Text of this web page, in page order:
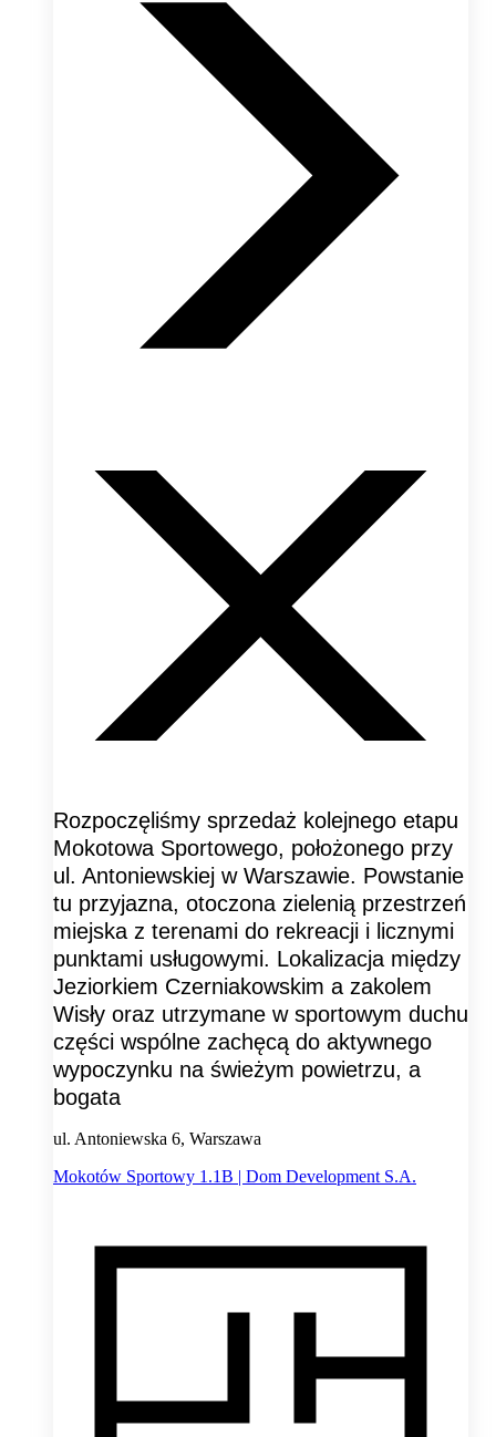
Rozpoczęliśmy sprzedaż kolejnego etapu
Mokotowa Sportowego, położonego przy
ul. Antoniewskiej w Warszawie. Powstanie
tu przyjazna, otoczona zielenią przestrzeń
miejska z terenami do rekreacji i licznymi
punktami usługowymi. Lokalizacja między
Jeziorkiem Czerniakowskim a zakolem
Wisły oraz utrzymane w sportowym duchu
części wspólne zachęcą do aktywnego
wypoczynku na świeżym powietrzu, a
bogata
ul. Antoniewska 6, Warszawa
Mokotów Sportowy 1.1B | Dom Development S.A.